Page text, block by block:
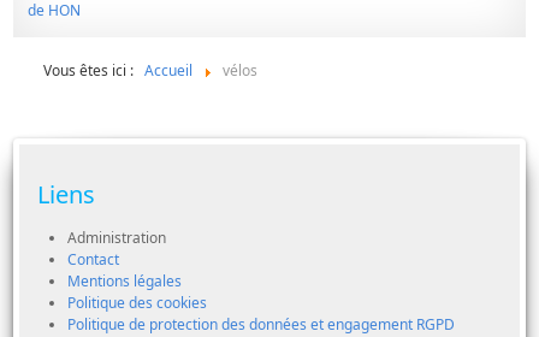
Vous êtes ici : Accueil vélos
Liens
Administration
Contact
Mentions légales
Politique des cookies
Politique de protection des données et engagement RGPD